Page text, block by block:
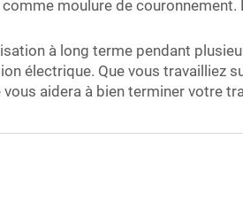
moulure de couronnement.
à long terme pendant
électrique. Que vous travailliez
aidera à bien terminer votre